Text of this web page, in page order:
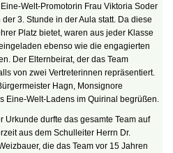
Welt-Promotorin Frau Viktoria Soder
3. Stunde in der Aula statt. Da diese
Platz bietet, waren aus jeder Klasse
ebenso wie die engagierten
Der Elternbeirat, der das Team
von zwei Vertreterinnen repräsentiert.
Hagn, Monsignore
Eine-Welt-Ladens im Quirinal begrüßen.
Urkunde durfte das gesamte Team auf
aus dem Schulleiter Herrn Dr.
die das Team vor 15 Jahren